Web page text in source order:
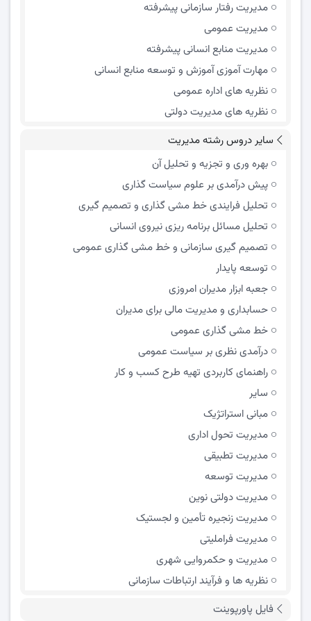
مدیریت رفتار سازمانی پیشرفته
مدیریت عمومی
مدیریت منابع انسانی پیشرفته
مهارت آموزی آموزش و توسعه منابع انسانی
نظریه های اداره عمومی
نظریه های مدیریت دولتی
سایر دروس رشته مدیریت
بهره وری و تجزیه و تحلیل آن
پیش درآمدی بر علوم سیاست گذاری
تحلیل فرایندی خط مشی گذاری و تصمیم گیری
تحلیل مسائل برنامه ریزی نیروی انسانی
تصمیم گیری سازمانی و خط مشی گذاری عمومی
توسعه پایدار
جعبه ابزار مدیران امروزی
حسابداری و مدیریت مالی برای مدیران
خط مشی گذاری عمومی
درآمدی نظری بر سیاست عمومی
راهنمای کاربردی تهیه طرح کسب و کار
سایر
مبانی استراتژیک
مدیریت تحول اداری
مدیریت تطبیقی
مدیریت توسعه
مدیریت دولتی نوین
مدیریت زنجیره تأمین و لجستیک
مدیریت فراملیتی
مدیریت و حکمروایی شهری
نظریه ها و فرآیند ارتباطات سازمانی
فایل پاورپوینت